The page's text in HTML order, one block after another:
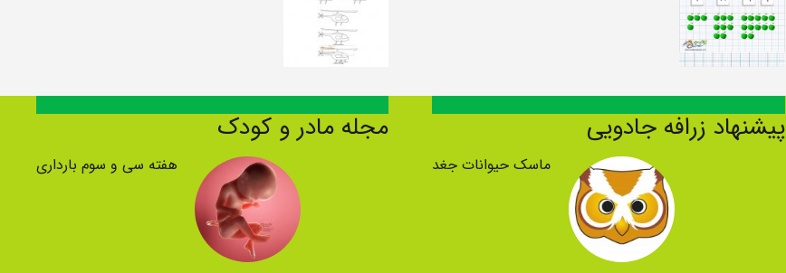
پیشنهاد زرافه جادویی
ماسک حیوانات جغد
مجله مادر و کودک
هفته سی و سوم بارداری